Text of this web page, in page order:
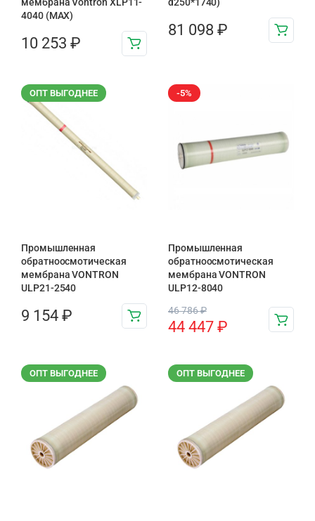
4040 (MAX)
10 253 ₽
81 098 ₽
ОПТ ВЫГОДНЕЕ
Промышленная
обратноосмотическая
мембрана VONTRON
ULP21-2540
9 154 ₽
-5%
Промышленная
обратноосмотическая
мембрана VONTRON
ULP12-8040
46 786₽
44 447 ₽
ОПТ ВЫГОДНЕЕ ОПТ ВЫГОДНЕЕ